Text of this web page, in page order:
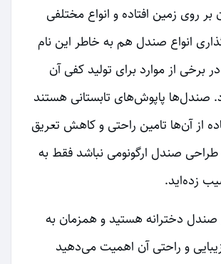
روی زمین افتاده و انواع مختلفی
انواع صندل هم به خاطر این نام
از موارد برای تولید کفی آن
صندل‌ها پاپوش‌های تابستانی هستند
از آن‌ها تامین راحتی و کاهش تعریق
طراحی صندل ارگونومی نباشد فقط به
زده‌اید.
صندل دخترانه هستید و همزمان به
و راحتی آن اهمیت می‌دهید